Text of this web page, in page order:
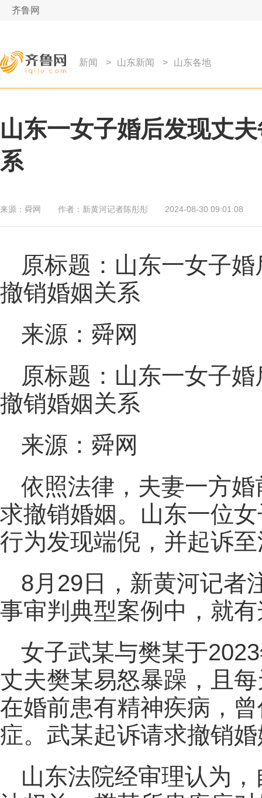
齐鲁网
新闻 > 山东新闻 > 山东各地
山东一女子婚后发现丈
系
来源： 舜网 作者： 新黄河记者陈彤彤 2024-08-30 09:01:08
原标题：山东一女子
撤销婚姻关系
来源：舜网
原标题：山东一女子
撤销婚姻关系
来源：舜网
依照法律，夫妻一方
求撤销婚姻。山东一位
行为发现端倪，并起诉
8月29日，新黄河记者
事审判典型案例中，就
女子武某与樊某于
丈夫樊某易怒暴躁，且
在婚前患有精神疾病，
症。武某起诉请求撤销
山东法院经审理认为